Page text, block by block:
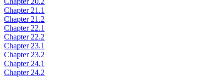
Chapter 21.1
Chapter 21.2
Chapter 22.1
Chapter 22.2
Chapter 23.1
Chapter 23.2
Chapter 24.1
Chapter 24.2